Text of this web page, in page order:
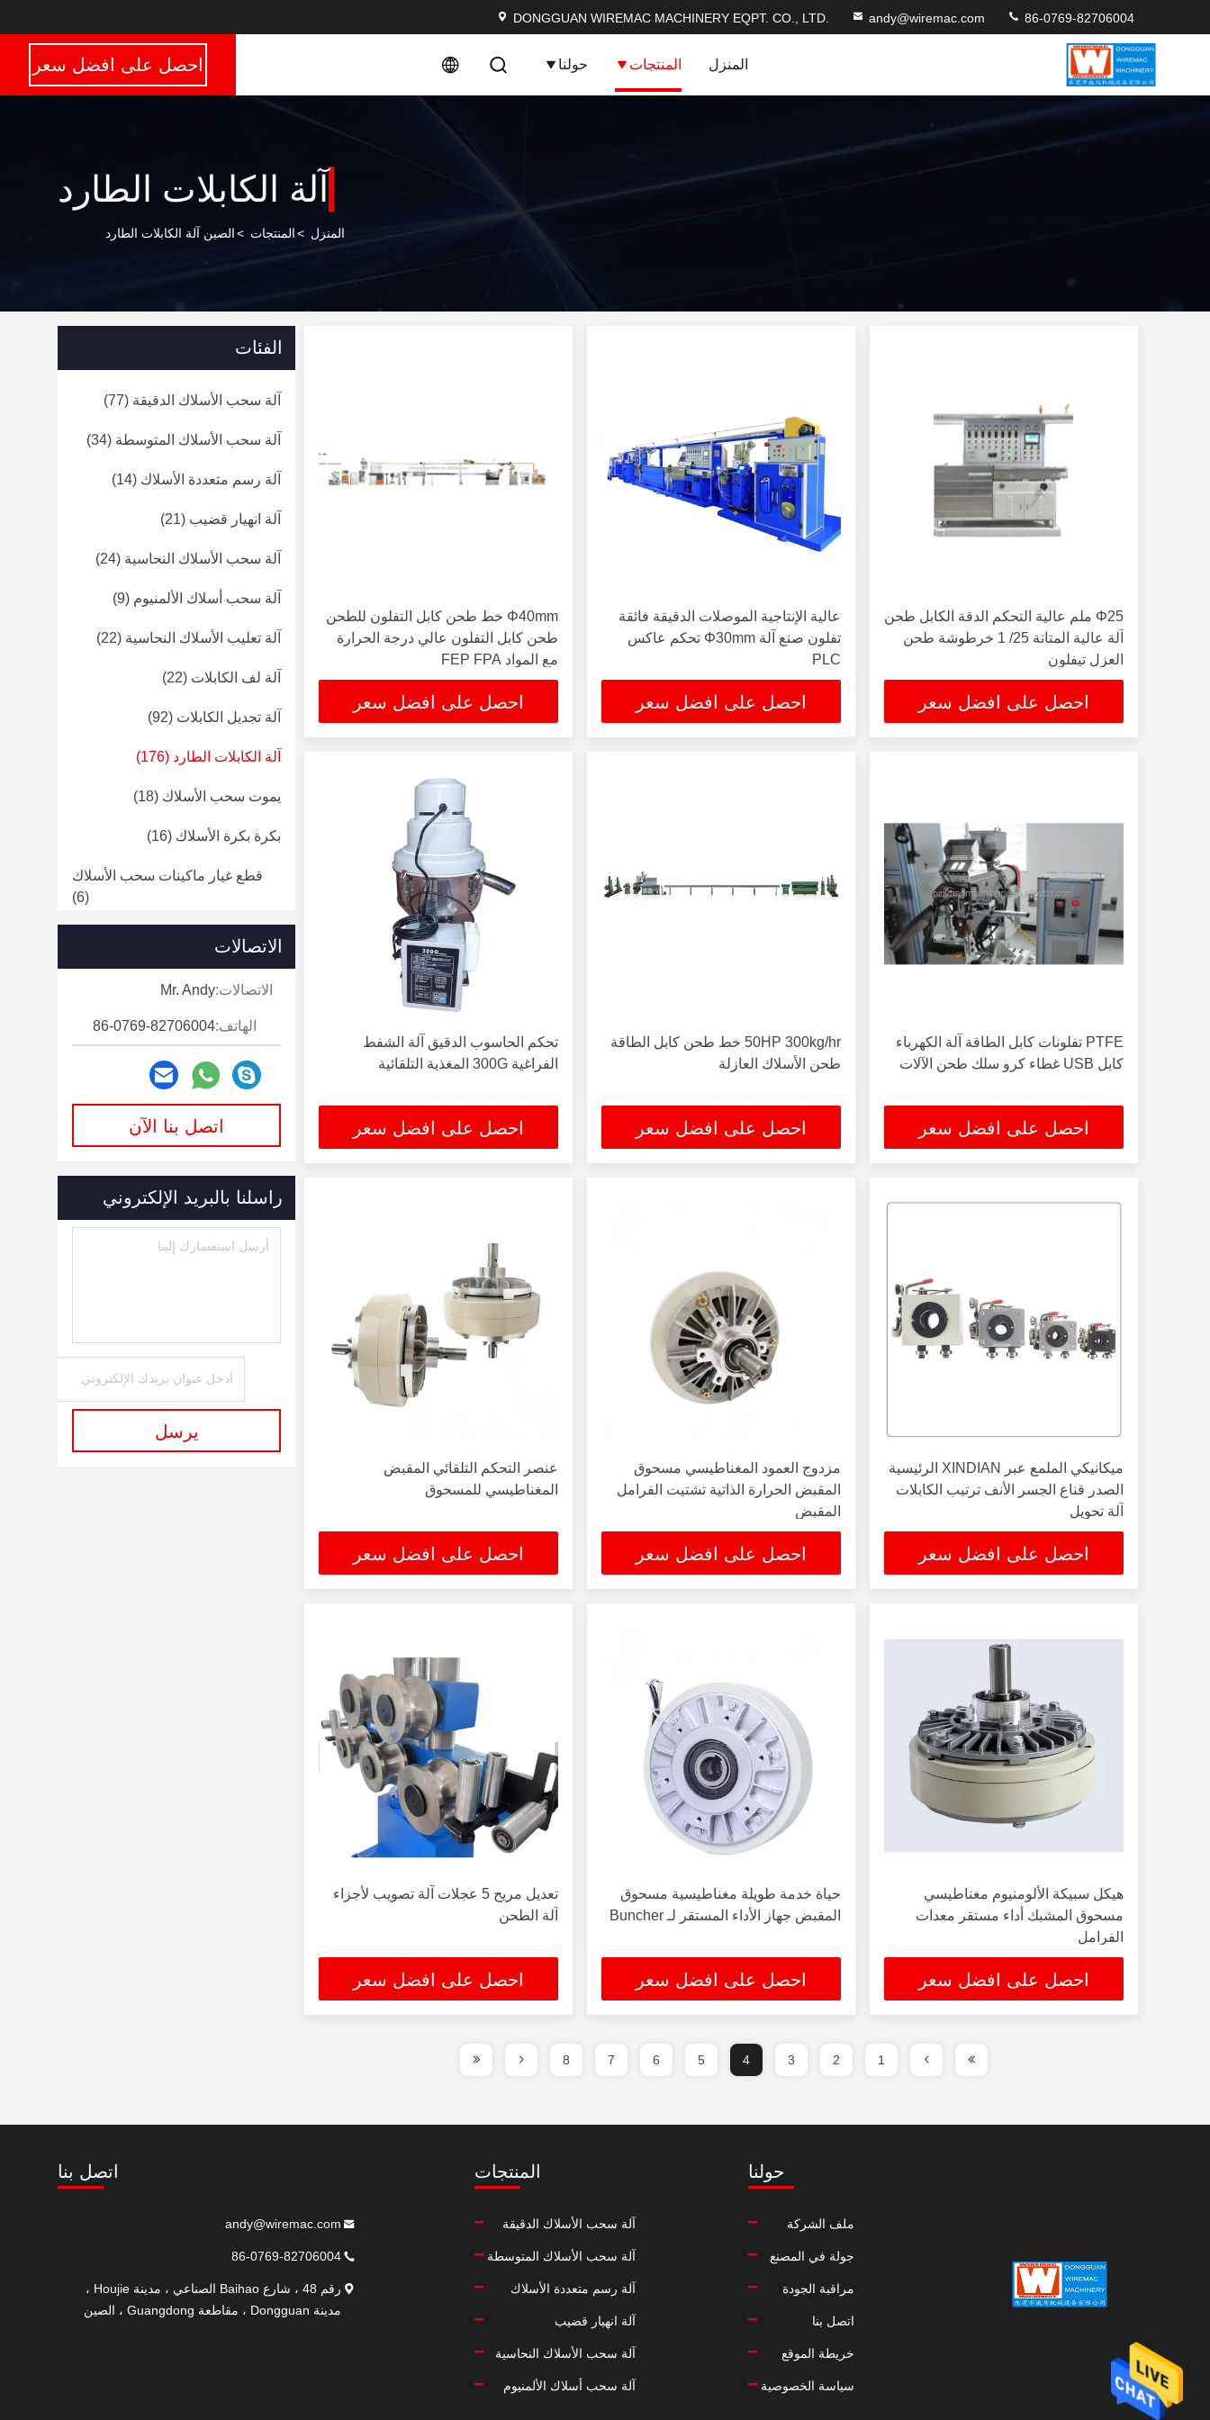
DONGGUAN WIREMAC MACHINERY EQPT. CO., LTD. andy@wiremac.com 86-0769-82706004
المنزل المنتجات حولنا احصل على افضل سعر
آلة الكابلات الطارد
المنزل >المنتجات >الصين آلة الكابلات الطارد
Φ25 ملم عالية التحكم الدقة الكابل طحن
آلة عالية المتانة 25/ 1 خرطوشة طحن
العزل تيفلون
احصل على افضل سعر
عالية الإنتاجية الموصلات الدقيقة فائقة
تفلون صنع آلة Φ30mm تحكم عاكس
PLC
احصل على افضل سعر
Φ40mm خط طحن كابل التفلون للطحن
طحن كابل التفلون عالي درجة الحرارة
مع المواد FEP FPA
احصل على افضل سعر
PTFE تفلونات كابل الطاقة آلة الكهرباء
كابل USB غطاء كرو سلك طحن الآلات
احصل على افضل سعر
50HP 300kg/hr خط طحن كابل الطاقة
طحن الأسلاك العازلة
احصل على افضل سعر
تحكم الحاسوب الدقيق آلة الشفط
الفراغية 300G المغذية التلقائية
احصل على افضل سعر
ميكانيكي الملمع عبر XINDIAN الرئيسية
الصدر قناع الجسر الأنف ترتيب الكابلات
آلة تحويل
احصل على افضل سعر
مزدوج العمود المغناطيسي مسحوق
المقبض الحرارة الذاتية تشتيت الفرامل
المقبض
احصل على افضل سعر
عنصر التحكم التلقائي المقبض
المغناطيسي للمسحوق
احصل على افضل سعر
هيكل سبيكة الألومنيوم مغناطيسي
مسحوق المشبك أداء مستقر معدات
الفرامل
احصل على افضل سعر
حياة خدمة طويلة مغناطيسية مسحوق
المقبض جهاز الأداء المستقر لـ Buncher
احصل على افضل سعر
تعديل مريح 5 عجلات آلة تصويب لأجزاء
آلة الطحن
احصل على افضل سعر
الفئات
آلة سحب الأسلاك الدقيقة (77)
آلة سحب الأسلاك المتوسطة (34)
آلة رسم متعددة الأسلاك (14)
آلة انهيار قضيب (21)
آلة سحب الأسلاك النحاسية (24)
آلة سحب أسلاك الألمنيوم (9)
آلة تعليب الأسلاك النحاسية (22)
آلة لف الكابلات (22)
آلة تجديل الكابلات (92)
آلة الكابلات الطارد (176)
يموت سحب الأسلاك (18)
بكرة بكرة الأسلاك (16)
قطع غيار ماكينات سحب الأسلاك
(6)
آلة صب قضبان النحاس
الاتصالات
الاتصالات:Mr. Andy
الهاتف:86-0769-82706004
اتصل بنا الآن
راسلنا بالبريد الإلكتروني
يرسل
1
2
3
4
5
6
7
8
حولنا
ملف الشركة
جولة في المصنع
مراقبة الجودة
اتصل بنا
خريطة الموقع
سياسة الخصوصية
المنتجات
آلة سحب الأسلاك الدقيقة
آلة سحب الأسلاك المتوسطة
آلة رسم متعددة الأسلاك
آلة انهيار قضيب
آلة سحب الأسلاك النحاسية
آلة سحب أسلاك الألمنيوم
اتصل بنا
andy@wiremac.com
86-0769-82706004
رقم 48 ، شارع Baihao الصناعي ، مدينة Houjie ،
مدينة Dongguan ، مقاطعة Guangdong ، الصين